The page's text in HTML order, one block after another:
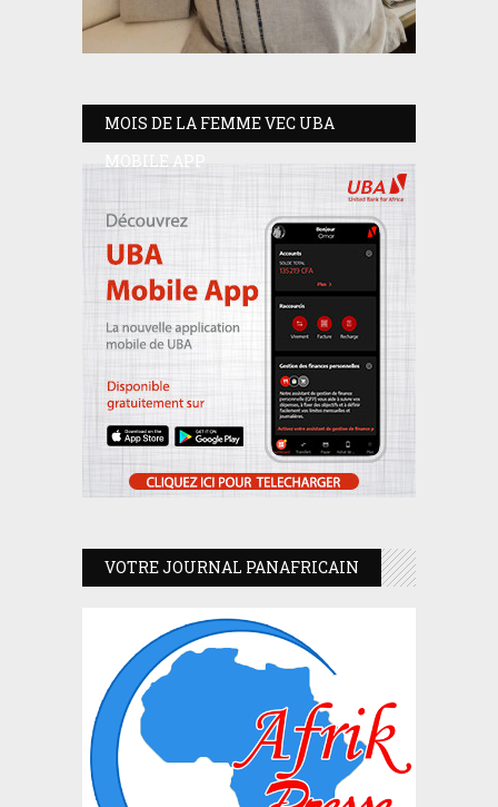
MOIS DE LA FEMME VEC UBA
MOBILE APP
VOTRE JOURNAL PANAFRICAIN